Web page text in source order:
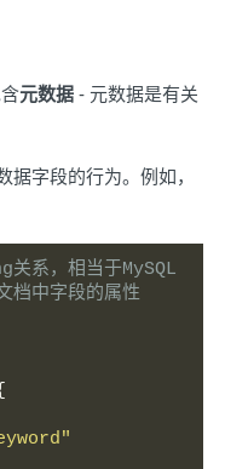
元数据 - 元数据是有关
字段的行为。例如，
系，相当于MySQL
档中字段的属性